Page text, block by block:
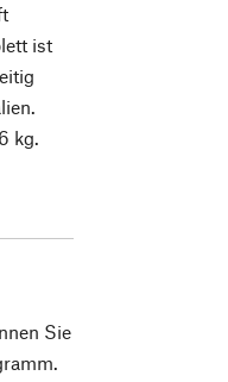
ist
kg.
Sie